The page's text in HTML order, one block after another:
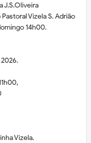
J.S.Oliveira
Vizela S. Adrião
14h00.
Vizela.